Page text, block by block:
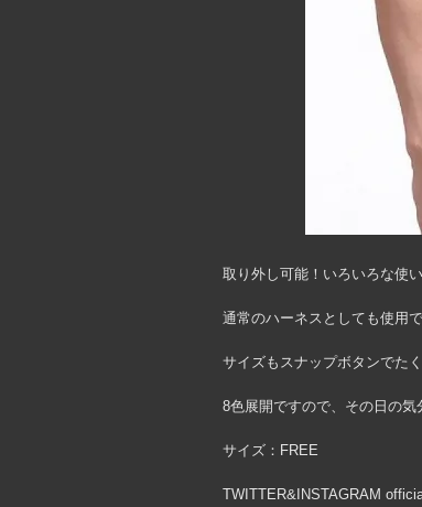
取り外し可能！いろいろな使
通常のハーネスとしても使用
サイズもスナップボタンでた
8色展開ですので、その日の
サイズ：FREE
TWITTER&INSTAGRAM